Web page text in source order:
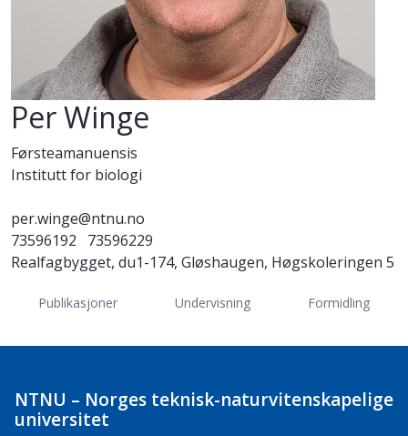
Per Winge
Førsteamanuensis
Institutt for biologi
per.winge@ntnu.no
73596192
73596229
Realfagbygget, du1-174, Gløshaugen, Høgskoleringen 5
Publikasjoner Undervisning Formidling
NTNU – Norges teknisk-naturvitenskapelige
universitet